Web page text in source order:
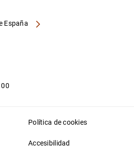
España
Política de cookies
Accesibilidad